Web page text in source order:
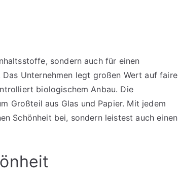
sondern auch für einen
Unternehmen legt großen Wert auf faire
biologischem Anbau. Die
Großteil aus Glas und Papier. Mit jedem
Schönheit bei, sondern leistest auch einen